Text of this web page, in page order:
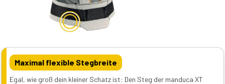
Maximal flexible Stegbreite
Egal, wie groß dein kleiner Schatz ist: Den Steg der manduca XT